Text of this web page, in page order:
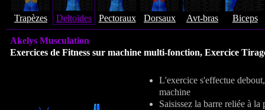
Trapèzes Deltoïdes Pectoraux Dorsaux Avt-bras Biceps
Akelys Musculation
Exercices de Fitness sur machine multi-fonction, Exercice
L'exercice s'effectue
machine
Saisissez la barre reliée à la